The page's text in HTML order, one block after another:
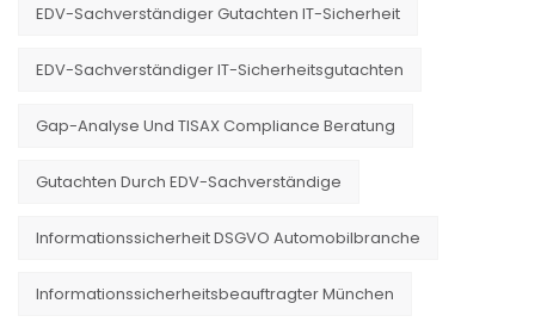
EDV-Sachverständiger Gutachten IT-Sicherheit
EDV-Sachverständiger IT-Sicherheitsgutachten
Gap-Analyse Und TISAX Compliance Beratung
Gutachten Durch EDV-Sachverständige
Informationssicherheit DSGVO Automobilbranche
Informationssicherheitsbeauftragter München